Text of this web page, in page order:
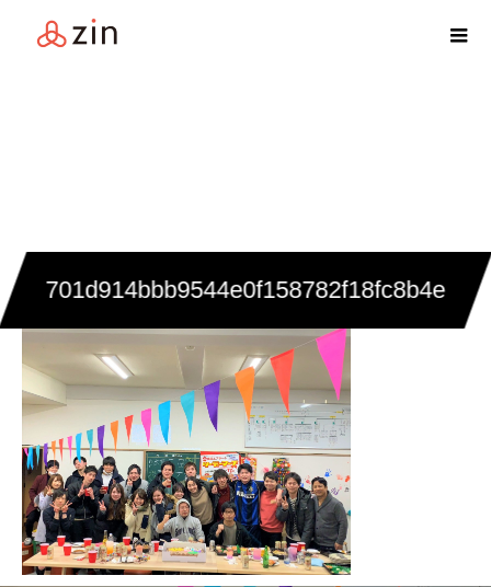
701d914bbb9544e0f158782f18fc8b4e